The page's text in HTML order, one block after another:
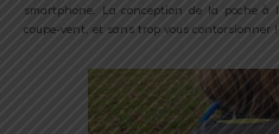
smartphone. La conception de la poche à
coupe-vent, et sans trop vous contorsionner !